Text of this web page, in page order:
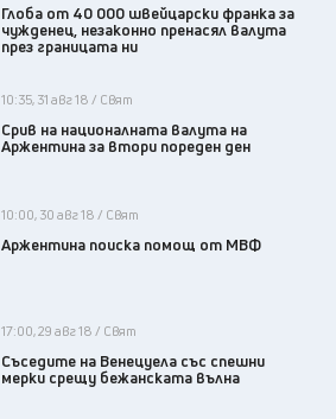
Глоба от 40 000 швейцарски франка за
чужденец, незаконно пренасял валута
през границата ни
10:35, 31 авг 18 / Свят
Срив на националната валута на
Аржентина за втори пореден ден
10:00, 30 авг 18 / Свят
Аржентина поиска помощ от МВФ
17:00, 29 авг 18 / Свят
Съседите на Венецуела със спешни
мерки срещу бежанската вълна